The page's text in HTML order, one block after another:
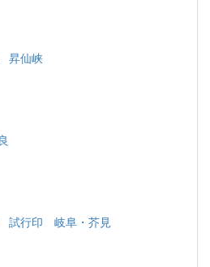
昇仙峡
試行印 岐阜・芥見